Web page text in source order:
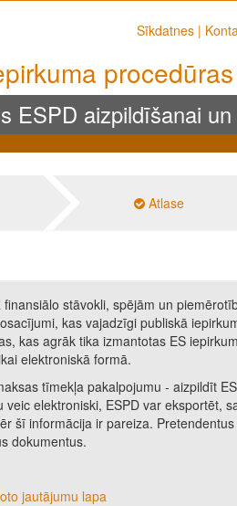
Sīkdatnes |
ESPD aizpildīšanai
Atlase
stāvokli, spējām un
kas vajadzīgi publiskā
kas agrāk tika izmantotas ES
elektroniskā formā.
tīmekļa pakalpojumu - aizpildīt
elektroniski, ESPD var eksportēt,
šī informācija ir pareiza.
dokumentus.
jautājumu lapa